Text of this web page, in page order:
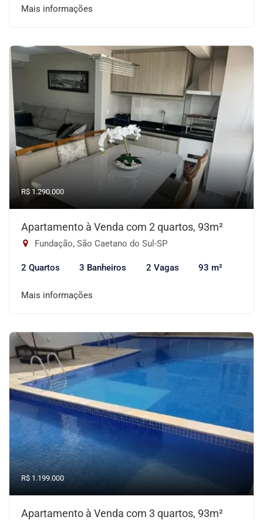
Mais informações
R$ 1.290.000
Apartamento à Venda com 2 quartos, 93m²
Fundação, São Caetano do Sul-SP
2 Quartos 3 Banheiros 2 Vagas 93 m²
Mais informações
R$ 1.199.000
Apartamento à Venda com 3 quartos, 93m²